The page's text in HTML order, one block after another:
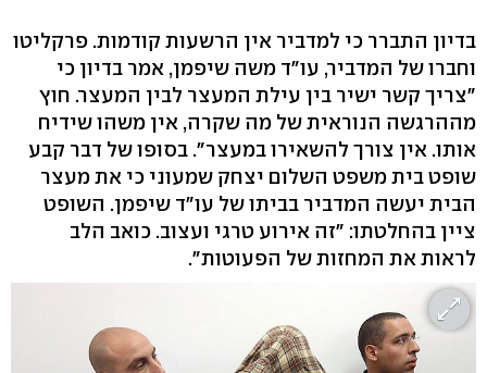
בדיון התברר כי למדביר אין הרשעות קודמות. פרקליטו
וחברו של המדביר, עו"ד משה שיפמן, אמר בדיון כי
"צריך קשר ישיר בין עילת המעצר לבין המעצר. חוץ
מההרגשה הנוראית של מה שקרה, אין משהו שידיח
אותו. אין צורך להשאירו במעצר". בסופו של דבר קבע
שופט בית משפט השלום יצחק שמעוני כי את מעצר
הבית יעשה המדביר בביתו של עו"ד שיפמן. השופט
ציין בהחלטתו: "זה אירוע טרגי ועצוב. כואב הלב
לראות את המחזות של הפעוטות".